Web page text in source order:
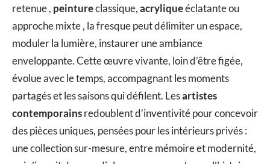
retenue , peintureclassique,acryliqueéclatante ou
approche mixte , la fresque peut délimiter un espace,
moduler la lumière, instaurer une ambiance
enveloppante. Cette œuvre vivante, loin d’être figée,
évolue avec le temps, accompagnant les moments
partagés et les saisons qui défilent. Lesartistes
contemporainsredoublent d’inventivité pour concevoir
des pièces uniques, pensées pour les intérieurs privés :
une collection sur-mesure, entre mémoire et modernité,